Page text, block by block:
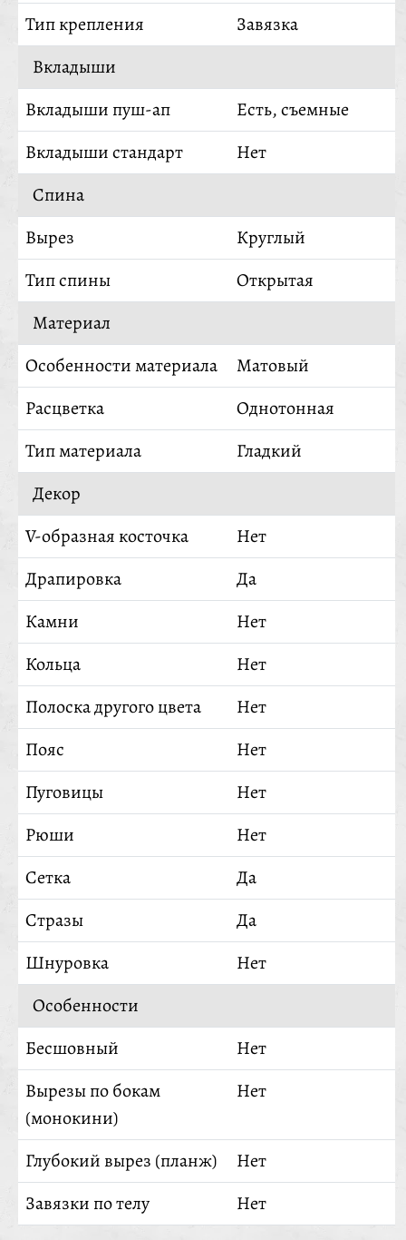
Тип крепления
Завязка
Вкладыши
Вкладыши пуш-ап
Есть, съемные
Вкладыши стандарт
Нет
Спина
Вырез
Круглый
Тип спины
Открытая
Материал
Особенности материала
Матовый
Расцветка
Однотонная
Тип материала
Гладкий
Декор
V-образная косточка
Нет
Драпировка
Да
Камни
Нет
Кольца
Нет
Полоска другого цвета
Нет
Пояс
Нет
Пуговицы
Нет
Рюши
Нет
Сетка
Да
Стразы
Да
Шнуровка
Нет
Особенности
Бесшовный
Нет
Вырезы по бокам
(монокини)
Нет
Глубокий вырез (планж)
Нет
Завязки по телу
Нет